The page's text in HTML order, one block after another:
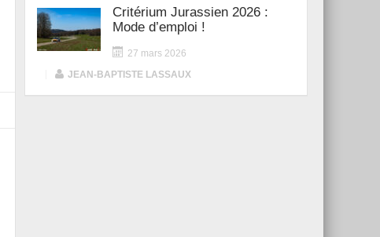
Critérium Jurassien 2026 :
Mode d’emploi !
27 mars 2026
JEAN-BAPTISTE LASSAUX